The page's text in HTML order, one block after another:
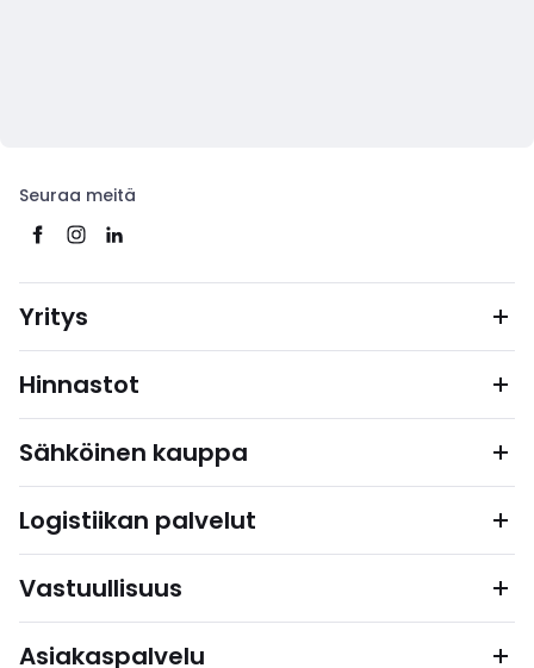
Seuraa meitä
Yritys
Hinnastot
Sähköinen kauppa
Logistiikan palvelut
Vastuullisuus
Asiakaspalvelu